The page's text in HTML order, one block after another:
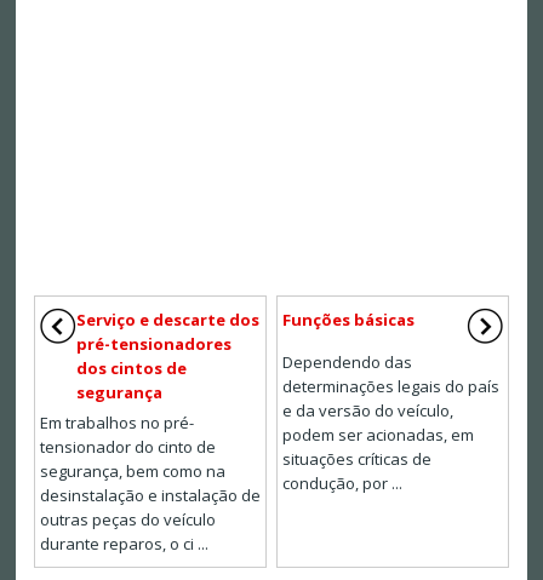
Serviço e descarte dos
pré-tensionadores
dos cintos de
segurança
Em trabalhos no pré-
tensionador do cinto de
segurança, bem como na
desinstalação e instalação de
outras peças do veículo
durante reparos, o ci ...
Funções básicas
Dependendo das
determinações legais do país
e da versão do veículo,
podem ser acionadas, em
situações críticas de
condução, por ...